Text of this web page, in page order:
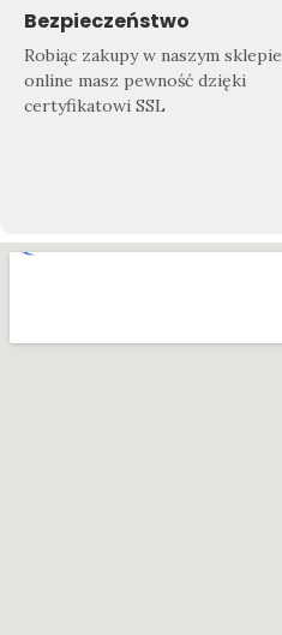
Bezpieczeństwo
Robiąc zakupy w naszym sklepie
online masz pewność dzięki
certyfikatowi SSL